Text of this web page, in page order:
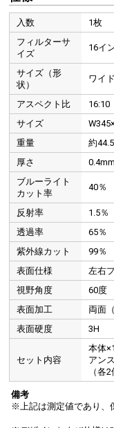
入数
1枚
フィルターサ
イズ
16イ
サイズ（形
状）
ワイド
アスペクト比
16:10
サイズ
重量
約
厚さ
0.4mm
ブルーライト
カット率
40％
反射率
1.5％
透過率
65％
紫外線カット
99％
表面仕様
左右
視野角度
60度
表面加工
両面
表面硬度
3H
セット内容
本体
アン
（各2
備考
※上記は測定値であり、